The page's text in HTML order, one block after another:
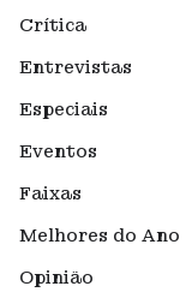
Crítica
Entrevistas
Especiais
Eventos
Faixas
Melhores do Ano
Opinião